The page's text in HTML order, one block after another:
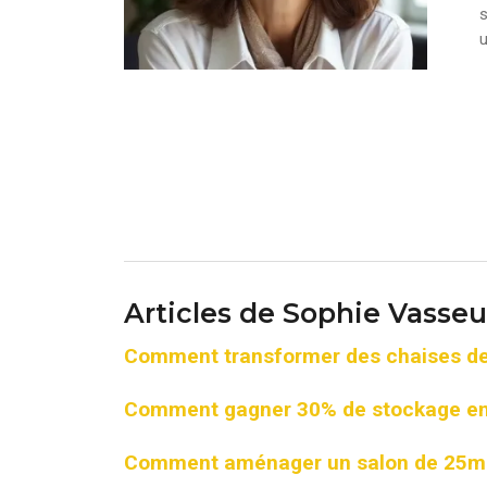
Articles de Sophie
Comment transformer des chaises
Comment gagner 30% de stockage
Comment aménager un salon de